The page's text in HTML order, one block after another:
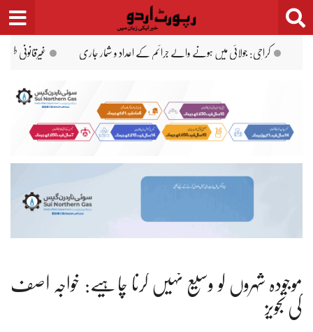
Skip
to
پر مقیم افغان باشندوں کو وطن واپس بھجوایا جا رہا ہے: محکمۂ داخلہ پنجاب محسن نقوی کا
موجودہ شہروں کو وسیع نہیں کرنا چاہیے: خواجہ آصف
کی تجویز